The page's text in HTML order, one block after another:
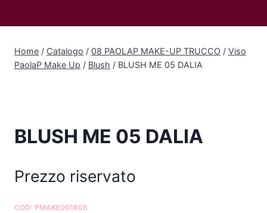
Home / Catalogo / 08 PAOLAP MAKE-UP TRUCCO / Viso
PaolaP Make Up / Blush / BLUSH ME 05 DALIA
BLUSH ME 05 DALIA
Prezzo riservato
COD: PMAKE001605